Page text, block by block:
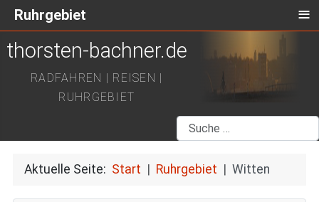
thorsten-bachner.de
RADFAHREN | REISEN |
RUHRGEBIET
Suchen
Aktuelle Seite: Start Ruhrgebiet Witten
Ruhrgebiet ≡